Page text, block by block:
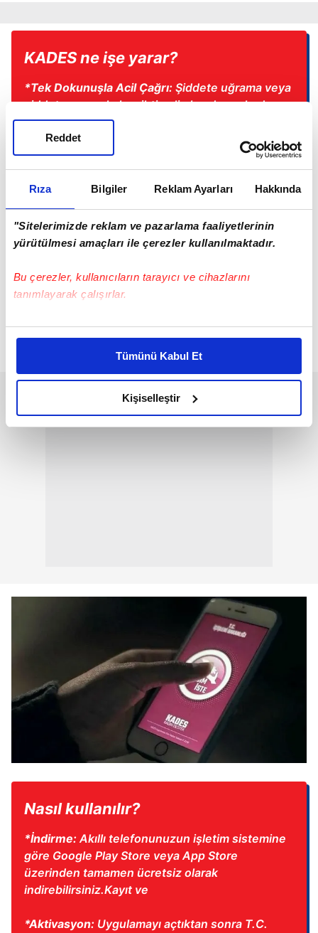
Rıza Bilgiler Reklam Ayarları Hakkında
"Sitelerimizde reklam ve pazarlama faaliyetlerinin
yürütülmesi amaçları ile çerezler kullanılmaktadır.
Bu çerezler, kullanıcıların tarayıcı ve cihazlarını
tanımlayarak çalışırlar.
Bu çerezlere izin vermeniz halinde sizlere özel
daha iyi reklam deneyimi yaşatabiliriz. Bunu yaparken
amacımızın size daha iyi bir reklam deneyimi sunmak
olduğunu ve sizlere en iyi içerikleri sunabilmek adına
elimizden gelen çabayı gösterdiğimizi ve bu noktada,
reklamların maliyetlerimizi karşılamak noktasında tek gelir
verileriniz işlenmekte olup gerekli olan çerezler bilgi
toplumu hizmetlerinin sunulması amacıyla
kullanılmaktadır. Diğer çerezler, sitemizin daha işlevsel
kılınması ve kişiselleştirilmesi ve sizlere yönelik
reklam/pazarlama faaliyetlerinin yapılması, amaçlarıyla
sınırlı olarak açık rızanız dahilinde kullanılacaktır.
Çerezlere ilişkin tercihlerinizi aşağıda yer alan panel
vasıtasıyla belirleyebilirsiniz. Çerezlere ilişkin detaylı bilgi
için Ayarlar butonuna tıklayabilir,
Çerez Bilgilendirme
6698 sayılı Kişisel Verilerin Korunması Kanunu uyarınca
ilgili mevzuata uygun olarak kullanılan çerezlerle ilgili bilgi
almak için lütfentıklayınız.
Tümünü Kabul Et
Kişiselleştir
Reddet
KADES ne işe yarar?
*Tek Dokunuşla Acil Çağrı: Şiddete uğrama veya
şiddete maruz kalma ihtimali olan durumlarda
ekrandaki "Acil Yardım" butonuna basıldığında,
sistem konumu algılar ve 112 Acil Çağrı
Merkezine doğrudan ihbar düşer.
*Hızlı Müdahale:İhbarın yapıldığı konuma, olay
yerine en yakın polis veya jandarma ekibi çok
kısa bir sürede (ortalama 3-5 dakika)
yönlendirilir.
*Kadın ve Çocuk Odaklı:Yalnızca kadınlar için
değil, şiddet gören çocuklar için de acil
Nasıl kullanılır?
*İndirme:Akıllı telefonunuzun işletim sistemine
göre Google Play Store veya App Store
üzerinden tamamen ücretsiz olarak
indirebilirsiniz.Kayıt ve
*Aktivasyon: Uygulamayı açtıktan sonra T.C.